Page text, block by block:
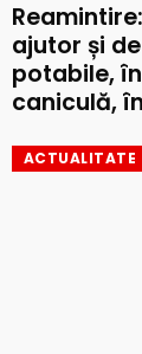
ajutor și
potabile,
caniculă,
ACTUALITATE